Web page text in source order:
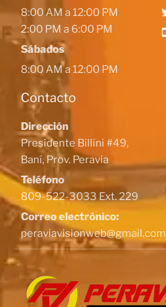
8:00 AM a 12:00 PM
2:00 PM a 6:00 PM
Sábados
8:00 AM a 12:00 PM
Contacto
Dirección
Presidente Billini #49,
Baní, Prov. Peravia
Teléfono
809-522-3033 Ext. 229
Correo electrónico:
peraviavisionweb@gmail.com